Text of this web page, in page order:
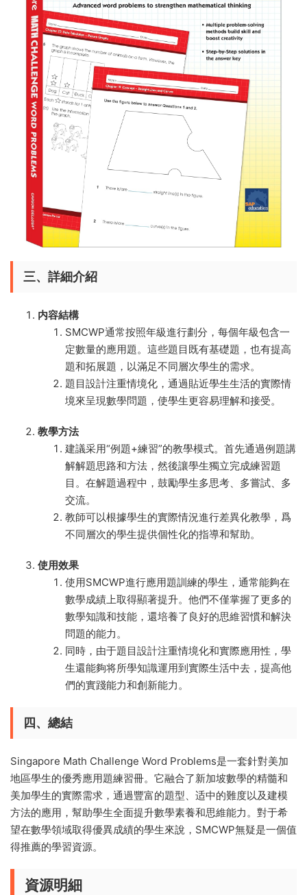
三、詳細介紹
内容結構
SMCWP通常按照年級進行劃分，每個年級包含一
定數量的應用題。這些題目既有基礎題，也有提高
題和拓展題，以滿足不同層次學生的需求。
題目設計注重情境化，通過貼近學生生活的實際情
境來呈現數學問題，使學生更容易理解和接受。
教學方法
建議采用“例題+練習”的教學模式。首先通過例題講
解解題思路和方法，然後讓學生獨立完成練習題
目。在解題過程中，鼓勵學生多思考、多嘗試、多
交流。
教師可以根據學生的實際情況進行差異化教學，爲
不同層次的學生提供個性化的指導和幫助。
使用效果
使用SMCWP進行應用題訓練的學生，通常能夠在
數學成績上取得顯著提升。他們不僅掌握了更多的
數學知識和技能，還培養了良好的思維習慣和解決
問題的能力。
同時，由于題目設計注重情境化和實際應用性，學
生還能夠将所學知識運用到實際生活中去，提高他
們的實踐能力和創新能力。
四、總結
Singapore Math Challenge Word Problems是一套針對美加
地區學生的優秀應用題練習冊。它融合了新加坡數學的精髓和
美加學生的實際需求，通過豐富的題型、适中的難度以及建模
方法的應用，幫助學生全面提升數學素養和思維能力。對于希
望在數學領域取得優異成績的學生來說，SMCWP無疑是一個值
得推薦的學習資源。
資源明細